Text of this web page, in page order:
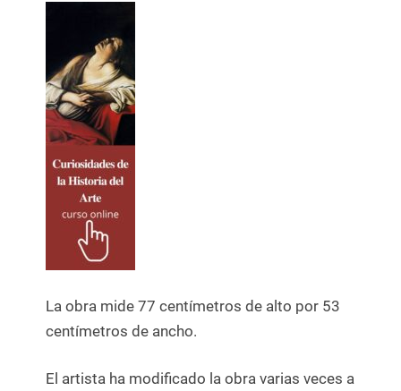
La obra mide 77 centímetros de alto por 53
centímetros de ancho.
El artista ha modificado la obra varias veces a